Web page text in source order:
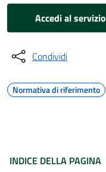
Accedi al servizio
Condividi
Normativa di riferimento
INDICE DELLA PAGINA